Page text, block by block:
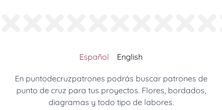
Español English
En puntodecruzpatrones podrás buscar patrones de
punto de cruz para tus proyectos. Flores, bordados,
diagramas y todo tipo de labores.